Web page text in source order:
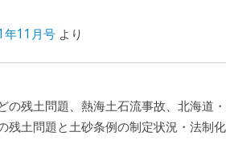
年11月号 より
の残土問題、熱海土石流事故、北海道
土問題と土砂条例の制定状況・法制化